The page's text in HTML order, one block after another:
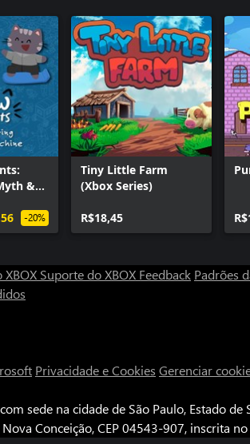
Suas
&
-20%
Tiny Little Farm
(Xbox Series)
R$18,45
XBOX Suporte do XBOX Feedback Padrões
Privacidade e Cookies Gerenciar
sede na cidade de São Paulo, Estado
Conceição, CEP 04543-907, inscrita